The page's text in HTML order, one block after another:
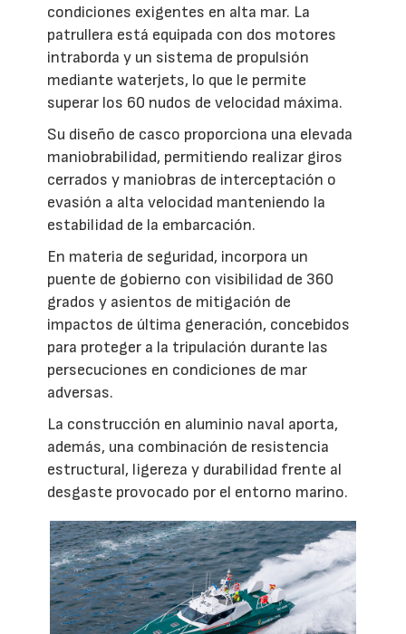
condiciones exigentes en alta mar. La
patrullera está equipada con dos motores
intraborda y un sistema de propulsión
mediante waterjets, lo que le permite
superar los 60 nudos de velocidad máxima.
Su diseño de casco proporciona una elevada
maniobrabilidad, permitiendo realizar giros
cerrados y maniobras de interceptación o
evasión a alta velocidad manteniendo la
estabilidad de la embarcación.
En materia de seguridad, incorpora un
puente de gobierno con visibilidad de 360
grados y asientos de mitigación de
impactos de última generación, concebidos
para proteger a la tripulación durante las
persecuciones en condiciones de mar
adversas.
La construcción en aluminio naval aporta,
además, una combinación de resistencia
estructural, ligereza y durabilidad frente al
desgaste provocado por el entorno marino.